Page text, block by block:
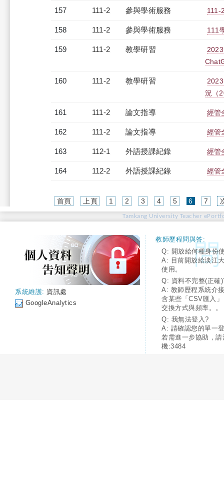
157 111-2 參與學術服務 111-
158 111-2 參與學術服務 111
159 111-2 教學研習
160 111-2 教學研習
況（
161 111-2 論文指導 經管
162 111-2 論文指導 經管
163 112-1 外語授課紀錄 經管
164 112-2 外語授課紀錄 經管
首頁 上頁 1 2 3 4 5 6(current)
7
Tamkang University Teacher
系統維護: 資訊處
GoogleAnalytics
教師歷程問與答:
Q: 開放給何種身份
A: 目前開放給淡江
使用。
Q: 資料不完整(正確
A: 教師歷程系統介
含某些「CSV匯入
交換方式與頻率。。
Q: 我無法登入?
A: 請確認您的單一
若需進一步協助，
機:3484